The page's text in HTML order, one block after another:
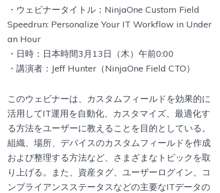
・ウェビナータイトル：NinjaOne Custom Field
Speedrun: Personalize Your IT Workflow in Under
an Hour
・日時：日本時間3月13日（木）午前0:00
・講演者：Jeff Hunter（NinjaOne Field CTO）
このウェビナーは、カスタムフィールドを効果的に
活用してIT運用を自動化、カスタマイズ、最適化す
る方法をユーザーに教えることを目的としている。
組織、場所、デバイスのカスタムフィールドを作成
および整理する方法など、さまざまなトピックを取
り上げる。また、資産タグ、ユーザーログイン、コ
ンプライアンスステータスなどの主要なITデータの